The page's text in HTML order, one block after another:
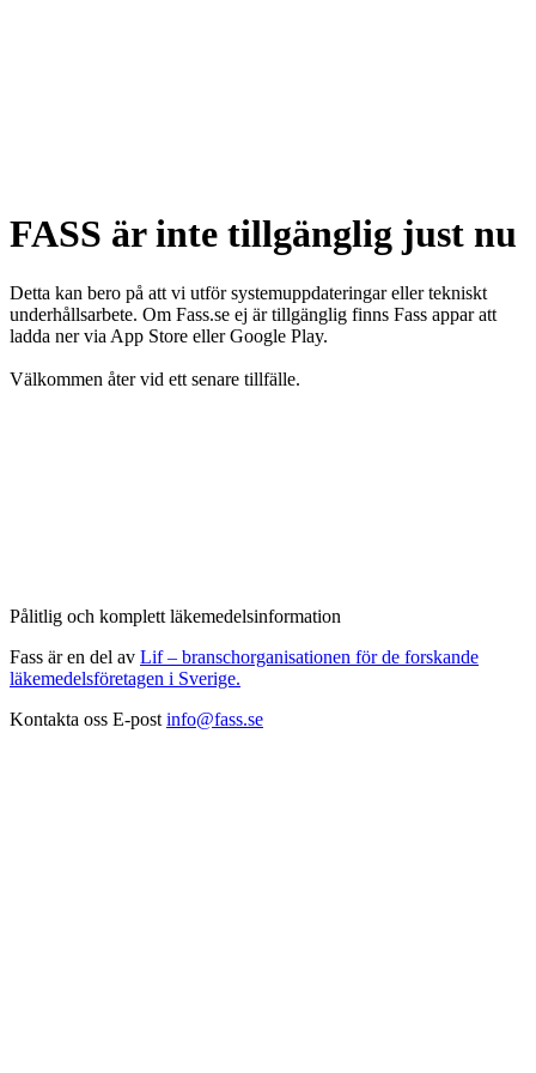
FASS är inte tillgänglig just nu
Detta kan bero på att vi utför systemuppdateringar eller tekniskt
underhållsarbete. Om Fass.se ej är tillgänglig finns Fass appar att
ladda ner via App Store eller Google Play.
Välkommen åter vid ett senare tillfälle.
Pålitlig och komplett läkemedelsinformation
Fass är en del av Lif – branschorganisationen för de forskande
läkemedelsföretagen i Sverige.
Kontakta oss E-post info@fass.se